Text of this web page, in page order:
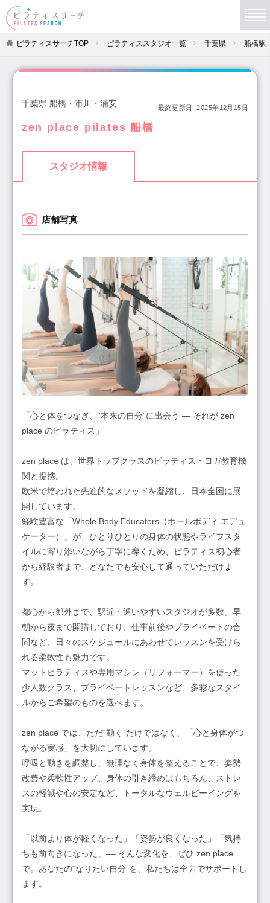
ピラティスサーチTOP ピラティススタジオ一覧 千葉県 船橋駅
千葉県 船橋・市川・浦安 最終更新日:2025年12月15日
zen place pilates 船橋
スタジオ情報
店舗写真
「心と体をつなぎ、“本来の自分”に出会う — それが zen
place のピラティス」
zen place は、世界トップクラスのピラティス・ヨガ教育機
関と提携。
欧米で培われた先進的なメソッドを凝縮し、日本全国に展
開しています。
経験豊富な「Whole Body Educators（ホールボディ エデュ
ケーター）」が、ひとりひとりの身体の状態やライフスタ
イルに寄り添いながら丁寧に導くため、ピラティス初心者
から経験者まで、どなたでも安心して通っていただけま
す。
都心から郊外まで、駅近・通いやすいスタジオが多数。早
朝から夜まで開講しており、仕事前後やプライベートの合
間など、日々のスケジュールにあわせてレッスンを受けら
れる柔軟性も魅力です。
マットピラティスや専用マシン（リフォーマー）を使った
少人数クラス、プライベートレッスンなど、多彩なスタイ
ルからご希望のものを選べます。
zen place では、ただ“動く”だけではなく、「心と身体がつ
ながる実感」を大切にしています。
呼吸と動きを調整し、無理なく身体を整えることで、姿勢
改善や柔軟性アップ、身体の引き締めはもちろん、ストレ
スの軽減や心の安定など、トータルなウェルビーイングを
実現。
「以前より体が軽くなった」「姿勢が良くなった」「気持
ちも前向きになった」–– そんな変化を、ぜひ zen place
で。あなたの“なりたい自分”を、私たちは全力でサポートし
ます。